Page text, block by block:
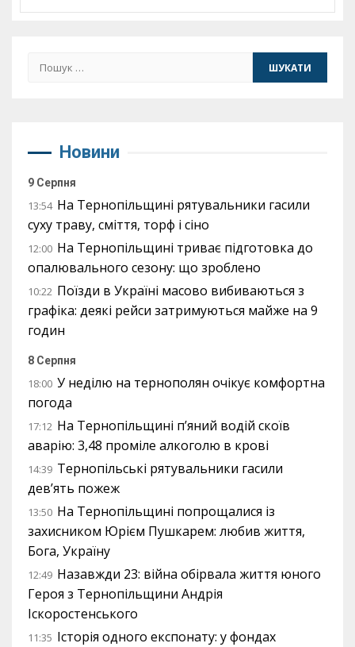
Пошук:
Новини
9 Серпня
13:54 На Тернопільщині рятувальники гасили
суху траву, сміття, торф і сіно
12:00 На Тернопільщині триває підготовка до
опалювального сезону: що зроблено
10:22 Поїзди в Україні масово вибиваються з
графіка: деякі рейси затримуються майже на 9
годин
8 Серпня
18:00 У неділю на тернополян очікує комфортна
погода
17:12 На Тернопільщині п’яний водій скоїв
аварію: 3,48 проміле алкоголю в крові
14:39 Тернопільські рятувальники гасили
дев’ять пожеж
13:50 На Тернопільщині попрощалися із
захисником Юрієм Пушкарем: любив життя,
Бога, Україну
12:49 Назавжди 23: війна обірвала життя юного
Героя з Тернопільщини Андрія
Іскоростенського
11:35 Історія одного експонату: у фондах